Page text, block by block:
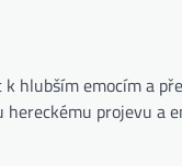
hlubším emocím a
projevu